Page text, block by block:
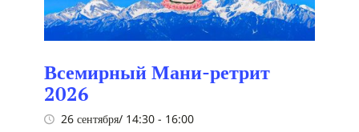
Всемирный Мани-ретрит
2026
26 сентября/ 14:30 - 16:00